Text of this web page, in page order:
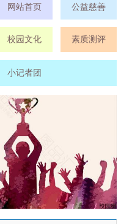
公益慈善
网站首页
校园文化 素质测评
小记者团